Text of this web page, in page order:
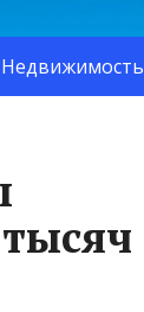
Недвижимость